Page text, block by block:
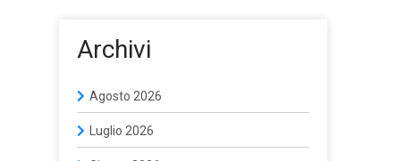
Archivi
Agosto 2026
Luglio 2026